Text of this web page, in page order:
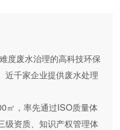
度废水治理的高科技环保
近千家企业提供废水处理
㎡，率先通过ISO质量体
级资质、知识产权管理体